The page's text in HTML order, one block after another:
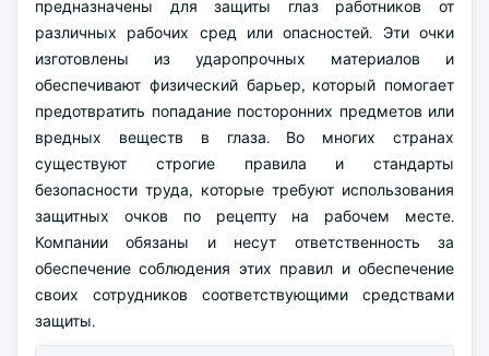
предназначены для защиты глаз работников от
различных рабочих сред или опасностей. Эти очки
изготовлены из ударопрочных материалов и
обеспечивают физический барьер, который помогает
предотвратить попадание посторонних предметов или
вредных веществ в глаза. Во многих странах
существуют строгие правила и стандарты
безопасности труда, которые требуют использования
защитных очков по рецепту на рабочем месте.
Компании обязаны и несут ответственность за
обеспечение соблюдения этих правил и обеспечение
своих сотрудников соответствующими средствами
защиты.